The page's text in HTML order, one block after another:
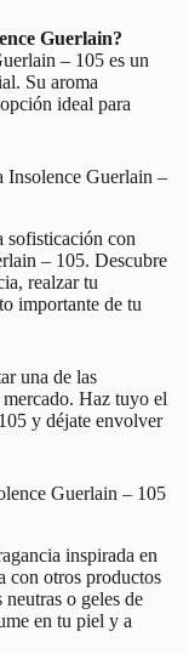
Guerlain?
– 105 es un
Su aroma
ideal para
Insolence Guerlain –
sofisticación con
– 105. Descubre
realzar tu
importante de tu
una de las
Haz tuyo el
y déjate envolver
Guerlain – 105
inspirada en
con otros productos
o geles de
en tu piel y a